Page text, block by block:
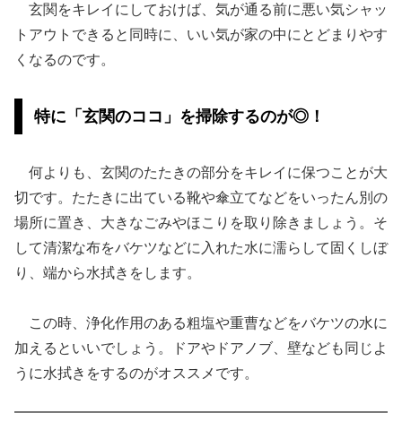
玄関をキレイにしておけば、気が通る前に悪い気シャッ
トアウトできると同時に、いい気が家の中にとどまりやす
くなるのです。
特に「玄関のココ」を掃除するのが◎！
何よりも、玄関のたたきの部分をキレイに保つことが大
切です。たたきに出ている靴や傘立てなどをいったん別の
場所に置き、大きなごみやほこりを取り除きましょう。そ
して清潔な布をバケツなどに入れた水に濡らして固くしぼ
り、端から水拭きをします。
この時、浄化作用のある粗塩や重曹などをバケツの水に
加えるといいでしょう。ドアやドアノブ、壁なども同じよ
うに水拭きをするのがオススメです。